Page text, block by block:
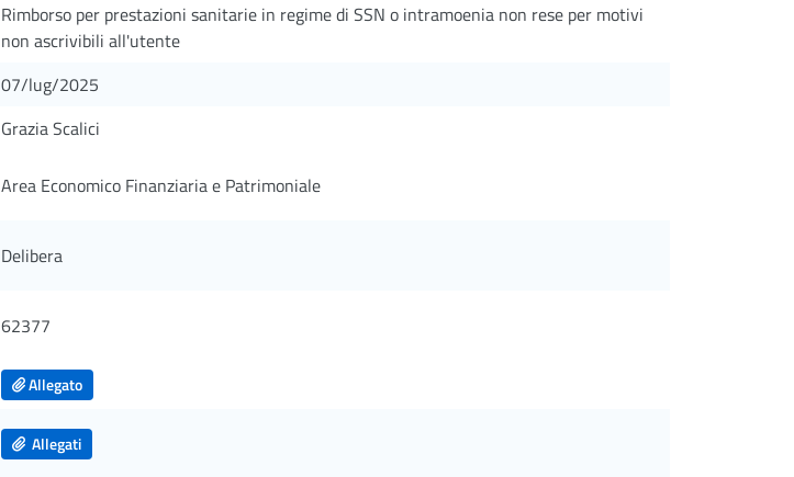
Rimborso per prestazioni sanitarie in regime di SSN o intramoenia non rese per motivi
non ascrivibili all'utente
07/lug/2025
Grazia Scalici
Area Economico Finanziaria e Patrimoniale
Delibera
62377
Allegato
Allegati